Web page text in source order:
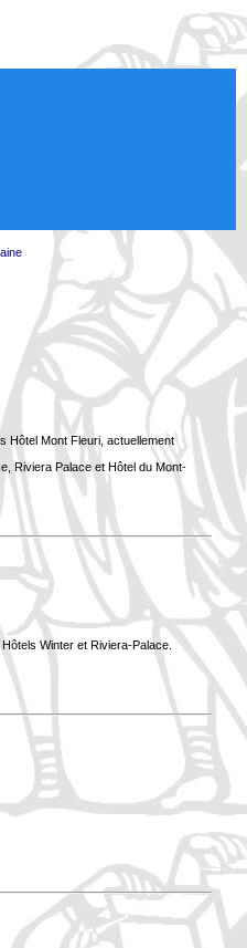
Hôtel Mont Fleuri, actuellement
Riviera Palace et Hôtel du Mont-
Winter et Riviera-Palace.